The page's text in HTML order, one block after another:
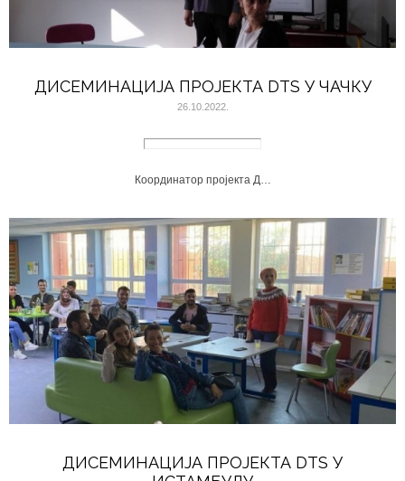
ДИСЕМИНАЦИЈА ПРОЈЕКТА DTS У ЧАЧКУ
26.10.2022.
Координатор пројекта Д…
ДИСЕМИНАЦИЈА ПРОЈЕКТА DTS У